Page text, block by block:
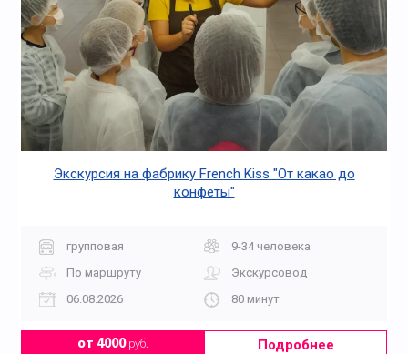
Экскурсия на фабрику French Kiss "От какао до
конфеты"
групповая
9-34 человека
По маршруту
Экскурсовод
06.08.2026
80 минут
от 4000руб. Подробнее